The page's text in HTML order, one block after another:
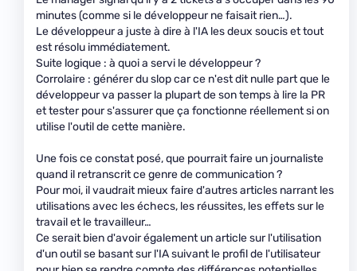
minutes (comme si le développeur ne faisait rien…).
Le développeur a juste à dire à l'IA les deux soucis et tout
est résolu immédiatement.
Suite logique : à quoi a servi le développeur ?
Corrolaire : générer du slop car ce n'est dit nulle part que le
développeur va passer la plupart de son temps à lire la PR
et tester pour s'assurer que ça fonctionne réellement si on
utilise l'outil de cette manière.
Une fois ce constat posé, que pourrait faire un journaliste
quand il retranscrit ce genre de communication ?
Pour moi, il vaudrait mieux faire d'autres articles narrant les
utilisations avec les échecs, les réussites, les effets sur le
travail et le travailleur…
Ce serait bien d'avoir également un article sur l'utilisation
d'un outil se basant sur l'IA suivant le profil de l'utilisateur